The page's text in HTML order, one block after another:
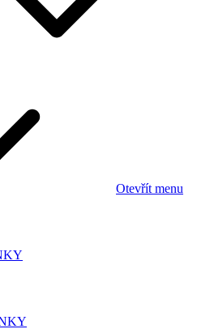
Otevřít menu